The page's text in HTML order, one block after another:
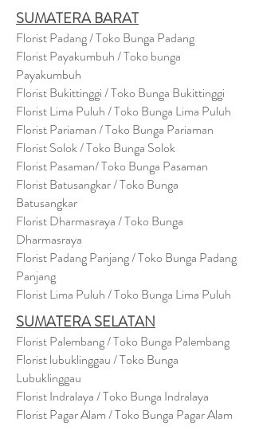
SUMATERA BARAT
Florist Padang / Toko Bunga Padang
Florist Payakumbuh / Toko bunga
Payakumbuh
Florist Bukittinggi / Toko Bunga Bukittinggi
Florist Lima Puluh / Toko Bunga Lima Puluh
Florist Pariaman / Toko Bunga Pariaman
Florist Solok / Toko Bunga Solok
Florist Pasaman/ Toko Bunga Pasaman
Florist Batusangkar / Toko Bunga
Batusangkar
Florist Dharmasraya / Toko Bunga
Dharmasraya
Florist Padang Panjang / Toko Bunga Padang
Panjang
Florist Lima Puluh / Toko Bunga Lima Puluh
SUMATERA SELATAN
Florist Palembang / Toko Bunga Palembang
Florist lubuklinggau / Toko Bunga
Lubuklinggau
Florist Indralaya / Toko Bunga Indralaya
Florist Pagar Alam / Toko Bunga Pagar Alam